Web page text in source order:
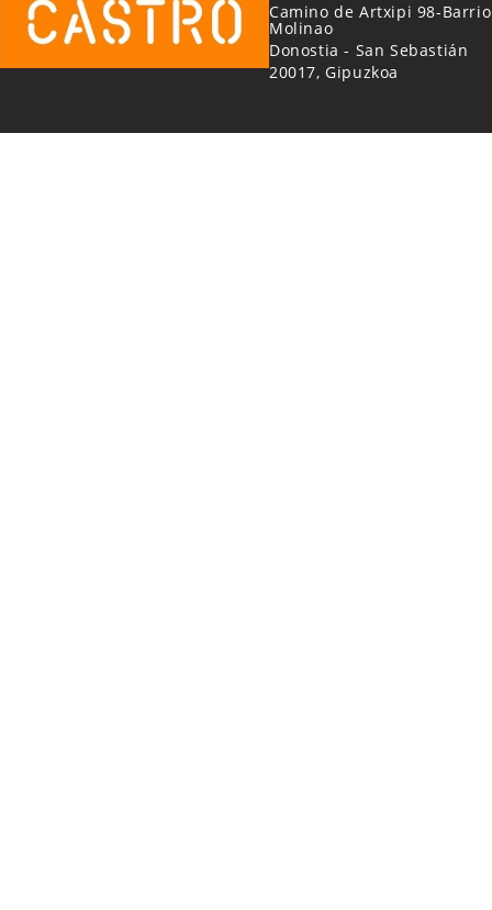
Camino de Artxipi 98-Barrio
Molinao
Donostia - San Sebastián
20017, Gipuzkoa